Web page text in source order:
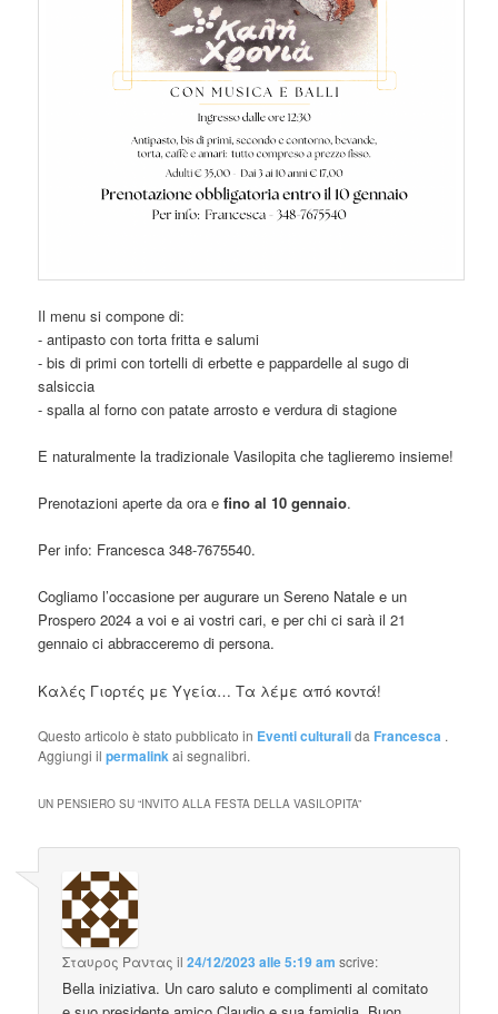
Il menu si compone di:
- antipasto con torta fritta e salumi
- bis di primi con tortelli di erbette e pappardelle al sugo di
salsiccia
- spalla al forno con patate arrosto e verdura di stagione
E naturalmente la tradizionale Vasilopita che taglieremo insieme!
Prenotazioni aperte da ora efino al 10 gennaio.
Per info: Francesca 348-7675540.
Cogliamo l’occasione per augurare un Sereno Natale e un
Prospero 2024 a voi e ai vostri cari, e per chi ci sarà il 21
gennaio ci abbracceremo di persona.
Καλές Γιορτές με Υγεία… Τα λέμε από κοντά!
Questo articolo è stato pubblicato in Eventi culturalida Francesca .
Aggiungi ilpermalinkai segnalibri.
UN PENSIERO SU “INVITO ALLA FESTA DELLA VASILOPITA”
Σταυρος Ραντας il24/12/2023 alle 5:19 am scrive:
Bella iniziativa. Un caro saluto e complimenti al comitato